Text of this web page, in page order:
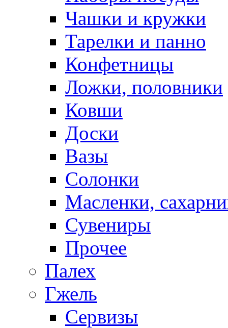
Чашки и кружки
Тарелки и панно
Конфетницы
Ложки, половники
Ковши
Доски
Вазы
Солонки
Масленки,
Сувениры
Прочее
Палех
Гжель
Сервизы